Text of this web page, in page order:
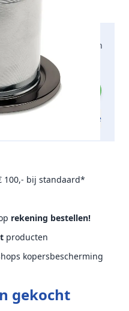
2-5 werkdagen
Toevoegen aan offerte
100,- bij standaard*
rekening bestellen!
producten
kopersbescherming
gekocht